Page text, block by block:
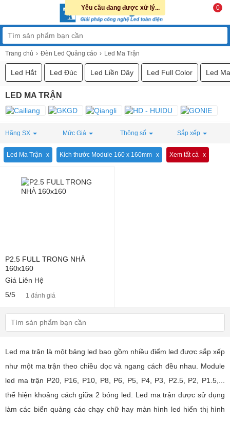
0
Trang chủ Đèn Led Quảng cáo Led Ma Trận
Led Hắt Led Đúc Led Liền Dây Led Full Color Led
LED MA TRẬN
Hãng SX Mức Giá Thông số Sắp xếp
Led Ma Trận Kích thước Module 160 x 160mm Xem tất cả
P2.5 FULL TRONG NHÀ
160x160
Giá Liên Hệ
5/5
1 đánh giá
Led ma trận là một bảng led bao gồm nhiều điểm led được sắp xếp
như một ma trận theo chiều dọc và ngang cách đều nhau. Module
led ma trận P20, P16, P10, P8, P6, P5, P4, P3, P2.5, P2, P1.5,...
thể hiện khoảng cách giữa 2 bóng led. Led ma trận được sử dụng
làm các biển quảng cáo chạy chữ hay màn hình led hiển thị hình
Yêu cầu đang được xử lý...